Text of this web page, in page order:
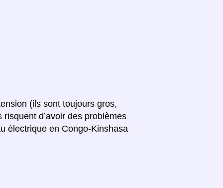
(ils sont toujours gros,
risquent d’avoir des problèmes
électrique en Congo-Kinshasa